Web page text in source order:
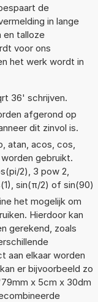
de
in lange
talloze
voor ons
het werk wordt in
36' schrijven.
afgerond op
dit zinvol is.
atan, acos, cos,
gebruikt.
2), 3 pow 2,
sin(π/2) of sin(90)
het mogelijk om
Hierdoor kan
gerekend, zoals
aan elkaar worden
er bijvoorbeeld zo
x 5cm x 30dm